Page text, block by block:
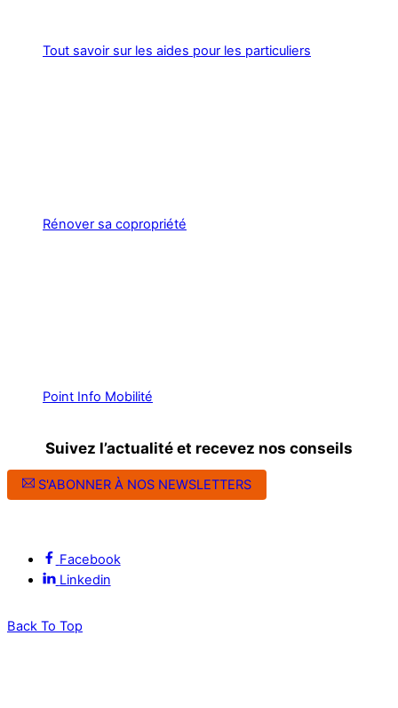
Tout savoir sur les aides pour les particuliers
Rénover sa copropriété
Point Info Mobilité
Suivez l’actualité et recevez nos conseils
S'ABONNER À NOS NEWSLETTERS
Facebook
Linkedin
Back To Top